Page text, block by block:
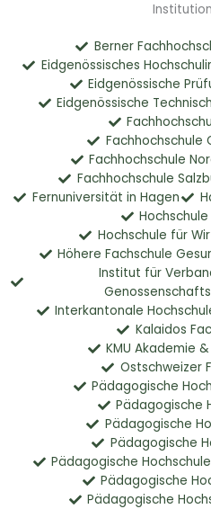
Berner
Eidgenössisches
Eidgenössische
Eidgenössische
Fachhochschule
Fachhochschule
Fachhochschule
Fernuniversität in Hagen
Hochschule
Hochschule für
Höhere Fachschule
Institut für
Interkantonale
Kalaidos
KMU Akademie
Ostschweizer
Pädagogische
Pädagogische
Pädagogische
Pädagogische
Pädagogische
Pädagogische
Pädagogische